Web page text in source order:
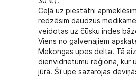
Ceļā uz piestātni
redzēsim daudzus
veidotas uz čūsku indes
Viens no galvenajiem
Mekongas upes delta. Tā
dienvidrietumu reģiona, kur
jūrā. Šī upe sazarojas